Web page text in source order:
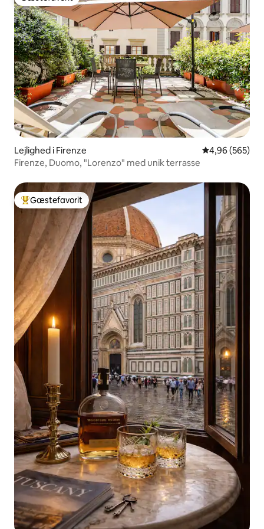
Gæstefavorit
Lejlighed i Firenze 4,96 ud af 5 i
4,96 (565)
Firenze, Duomo, "Lorenzo" med unik terrasse
Bedste gæstefavorit
Gæstefavorit